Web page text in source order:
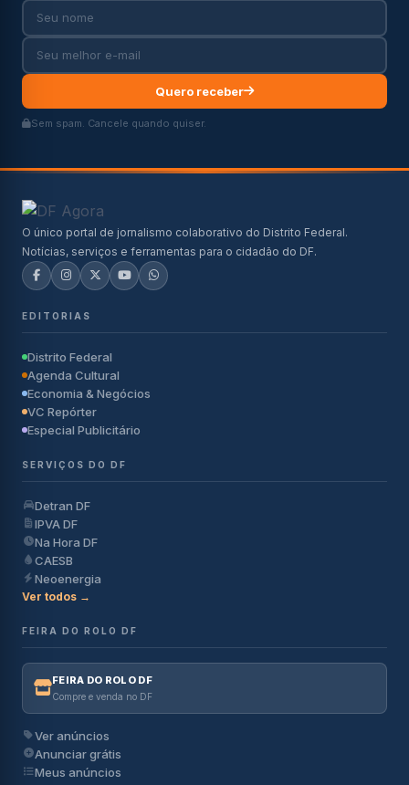
Quero receber
Sem spam. Cancele quando quiser.
O único portal de jornalismo colaborativo do Distrito Federal.
Notícias, serviços e ferramentas para o cidadão do DF.
EDITORIAS
Distrito Federal
Agenda Cultural
Economia & Negócios
VC Repórter
Especial Publicitário
SERVIÇOS DO DF
Detran DF
IPVA DF
Na Hora DF
CAESB
Neoenergia
Ver todos →
FEIRA DO ROLO DF
FEIRA DO ROLO DF
Compre e venda no DF
Ver anúncios
Anunciar grátis
Meus anúncios